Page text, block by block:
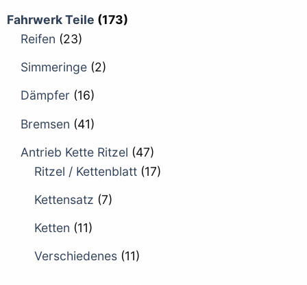
Fahrwerk Teile (173)
Reifen (23)
Simmeringe (2)
Dämpfer (16)
Bremsen (41)
Antrieb Kette Ritzel (47)
Ritzel / Kettenblatt (17)
Kettensatz (7)
Ketten (11)
Verschiedenes (11)